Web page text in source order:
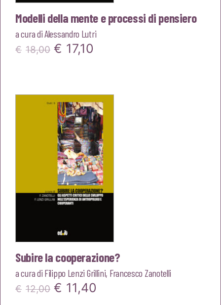
Modelli della mente e processi di pensiero
a cura diAlessandro Lutri
€ 18,00 Il
era:
€18,00.
€ 17,10
è:
€17,10.
Subire la cooperazione?
a cura di Filippo Lenzi Grillini, Francesco Zanotelli
€ 12,00 Il
€ 11,40